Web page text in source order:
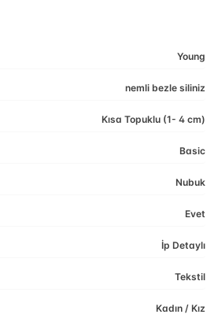
Young
nemli bezle siliniz
Kısa Topuklu (1- 4 cm)
Basic
Nubuk
Evet
İp Detaylı
Tekstil
Kadın / Kız